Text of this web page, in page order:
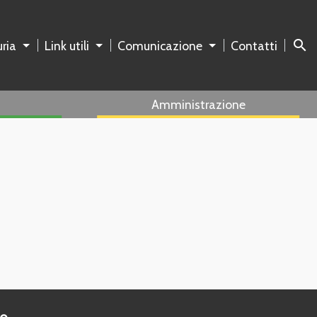
Link utili Comunicazione Contatti search
Amministrazione